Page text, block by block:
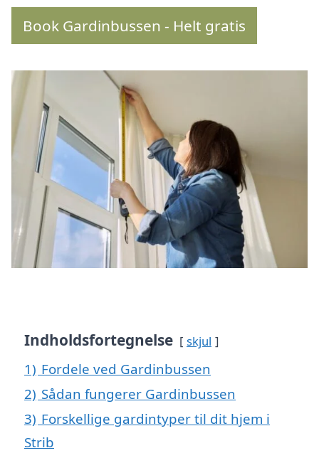
Book Gardinbussen - Helt gratis
Indholdsfortegnelse skjul
1) Fordele ved Gardinbussen
2) Sådan fungerer Gardinbussen
3) Forskellige gardintyper til dit hjem i
Strib